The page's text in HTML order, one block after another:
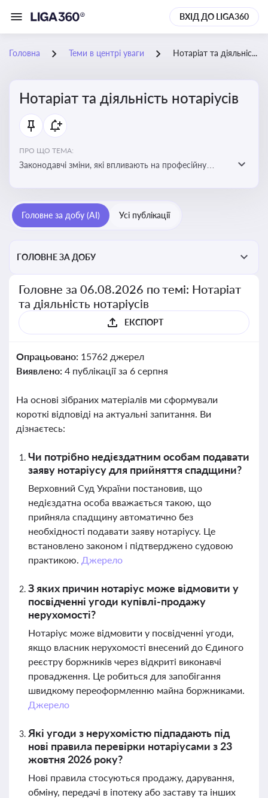
ВХІД ДО LIGA360
Головна Теми в центрі уваги Нотаріат та діяльність нотаріусів
Нотаріат та діяльність нотаріусів
ПРО ЩО ТЕМА:
Законодавчі зміни, які впливають на професійну
Головне за добу (AI) Усі публікації
ГОЛОВНЕ ЗА ДОБУ
Головне за 06.08.2026 по темі: Нотаріат
та діяльність нотаріусів
ЕКСПОРТ
Опрацьовано: 15762 джерел
Виявлено: 4 публікації за 6 серпня
На основі зібраних матеріалів ми сформували
короткі відповіді на актуальні запитання. Ви
дізнаєтесь:
Чи потрібно недієздатним особам подавати
заяву нотаріусу для прийняття спадщини?
Верховний Суд України постановив, що
недієздатна особа вважається такою, що
прийняла спадщину автоматично без
необхідності подавати заяву нотаріусу. Це
встановлено законом і підтверджено судовою
практикою. Джерело
З яких причин нотаріус може відмовити у
посвідченні угоди купівлі-продажу
нерухомості?
Нотаріус може відмовити у посвідченні угоди,
якщо власник нерухомості внесений до Єдиного
реєстру боржників через відкриті виконавчі
провадження. Це робиться для запобігання
швидкому переоформленню майна боржниками.
Джерело
Які угоди з нерухомістю підпадають під
нові правила перевірки нотаріусами з 23
жовтня 2026 року?
Нові правила стосуються продажу, дарування,
обміну, передачі в іпотеку або заставу та інших